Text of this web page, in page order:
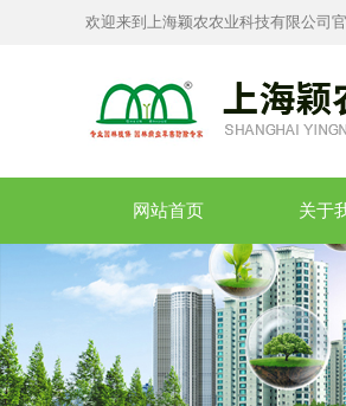
欢迎来到上海颖农农业科技有限公司
网站首页 关于